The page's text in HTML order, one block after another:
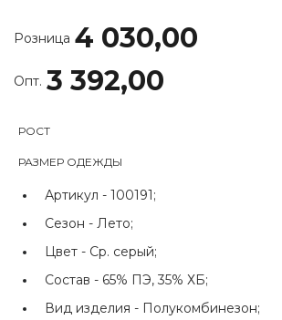
Розница 4 030,00
Опт. 3 392,00
РОСТ
РАЗМЕР ОДЕЖДЫ
Артикул - 100191;
Сезон - Лето;
Цвет - Ср. серый;
Состав - 65% ПЭ, 35% ХБ;
Вид изделия - Полукомбинезон;